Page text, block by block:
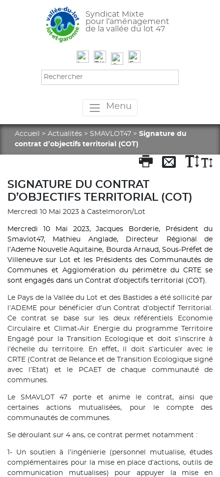
Syndicat Mixte
pour l’aménagement
de la vallée du lot 47
Menu
Accueil > Actualités > SMAVLOT47 > Signature du
contrat d’objectifs territorial (COT)
SIGNATURE DU CONTRAT
D’OBJECTIFS TERRITORIAL (COT)
Mercredi 10 Mai 2023 à Castelmoron/Lot
Mercredi 10 Mai 2023, Jacques Borderie, Président du
Smavlot47, Mathieu Anglade, Directeur Régional de
l’Ademe Nouvelle Aquitaine, Bourda Arnaud, Sous-Préfet de
Villeneuve sur Lot et les Présidents des Communautés de
Communes et Agglomération du périmètre du CRTE se
sont engagés dans un Contrat d’objectifs territorial (COT).
Le Pays de la Vallée du Lot et des Bastides a été sollicité par
l’ADEME pour bénéficier d’un Contrat d’objectif Territorial.
Ce contrat se base sur les deux référentiels Economie
Circulaire et Climat-Air­ Energie du programme Territoire
Engagé pour la Transition Ecologique et doit s’inscrire à
l’échelle du territoire. En effet, il doit s’articuler avec le
CRTE (Contrat de Relance et de Transition Ecologique signé
avec l’Etat) et le PCAET de chaque communauté de
communes.
Le SMAVLOT 47 porte et anime le contrat, ainsi que
certaines actions mutualisées, pour le compte des
communautés de communes.
Se déroulant sur 4 ans, ce contrat permet notamment :
1- Un soutien à l’ingénierie (personnel mutualise, études
complémentaires pour la mise en place d’actions, outils de
communication mutualises) pour appuyer la mise en